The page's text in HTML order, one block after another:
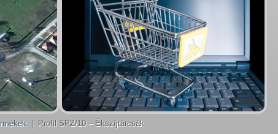
| Profil SPZ/10 – Ékszíjtárcsák